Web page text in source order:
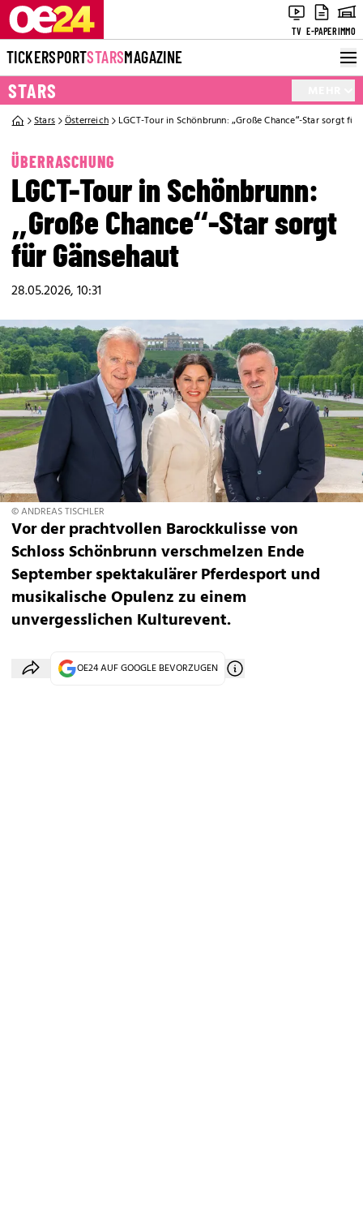
TV E-PAPERIMMO
TICKERSPORTSTARSMAGAZINE
STARS
Stars Österreich LGCT-Tour in Schönbrunn: „Große Chance“-Star sorgt für
ÜBERRASCHUNG
LGCT-Tour in Schönbrunn:
„Große Chance“-Star sorgt
für Gänsehaut
28.05.2026, 10:31
© ANDREAS TISCHLER
Vor der prachtvollen Barockkulisse von
Schloss Schönbrunn verschmelzen Ende
September spektakulärer Pferdesport und
musikalische Opulenz zu einem
unvergesslichen Kulturevent.
OE24 AUF GOOGLE BEVORZUGEN